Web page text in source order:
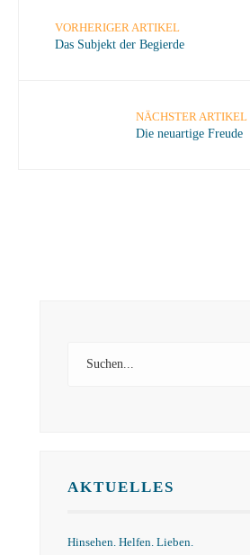
VORHERIGER ARTIKEL
Das Subjekt der Begierde
NÄCHSTER ARTIKEL
Die neuartige Freude
AKTUELLES
Hinsehen. Helfen. Lieben.